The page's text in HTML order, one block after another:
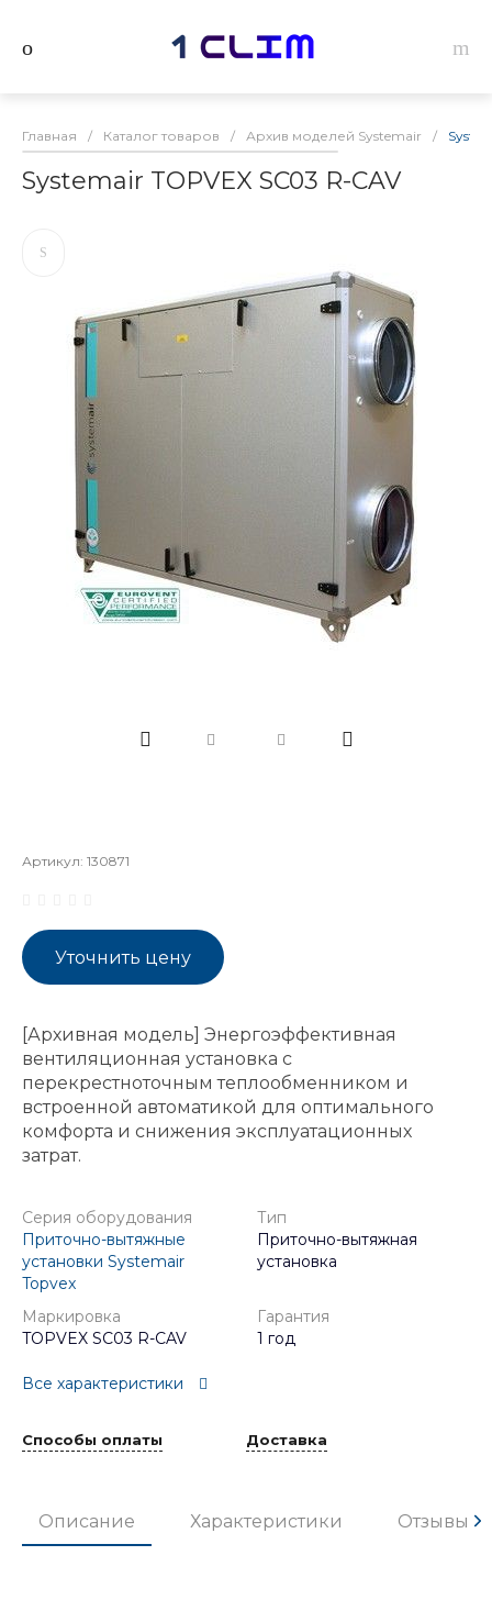
Главная / Каталог товаров / Архив моделей Systemair /
Systemair TOPVEX SC03 R-CAV
Артикул: 130871
Уточнить цену
[Архивная модель] Энергоэффективная
вентиляционная установка с
перекрестноточным теплообменником и
встроенной автоматикой для оптимального
комфорта и снижения эксплуатационных
затрат.
Серия оборудования
Приточно-вытяжные
установки Systemair
Topvex
Тип
Приточно-вытяжная
установка
Маркировка
TOPVEX SC03 R-CAV
Гарантия
1 год
Все характеристики
Способы оплаты Доставка
Описание Характеристики Отзывы